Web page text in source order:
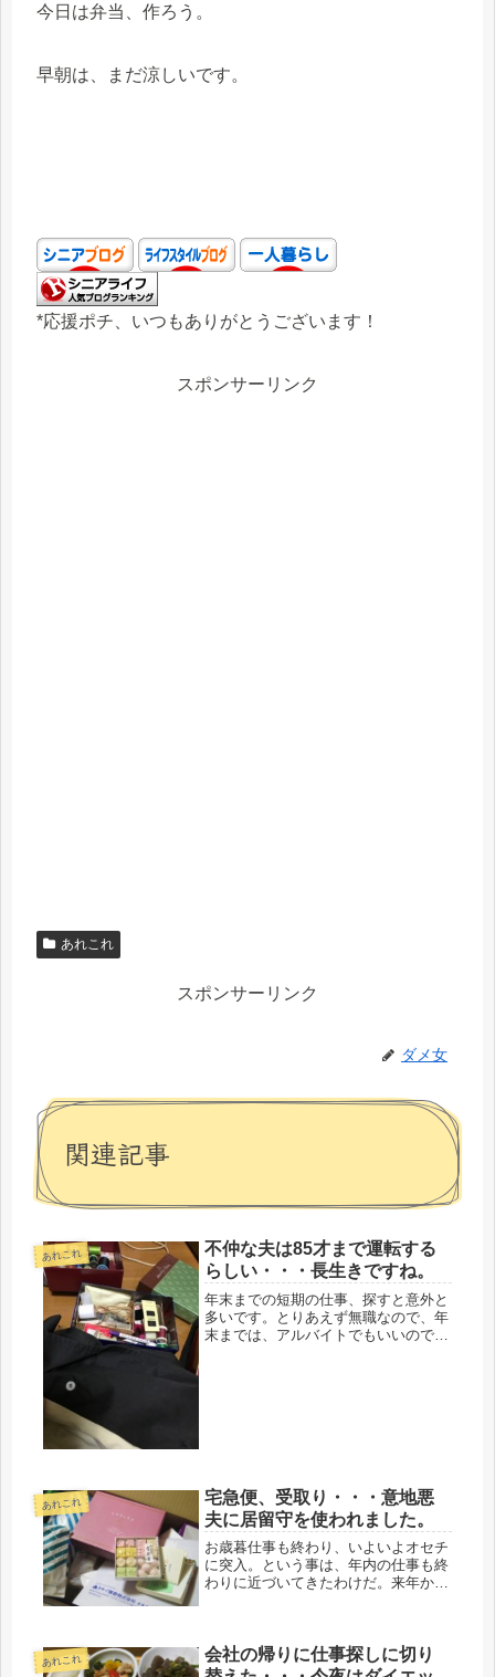
今日は弁当、作ろう。
早朝は、まだ涼しいです。
*応援ポチ、いつもありがとうございます！
スポンサーリンク
あれこれ
スポンサーリンク
ダメ女
関連記事
あれこれ
不仲な夫は85才まで運転する
らしい・・・長生きですね。
年末までの短期の仕事、探すと意外と
多いです。とりあえず無職なので、年
末までは、アルバイトでもいいので働
あれこれ
宅急便、受取り・・・意地悪
夫に居留守を使われました。
お歳暮仕事も終わり、いよいよオセチ
に突入。という事は、年内の仕事も終
わりに近づいてきたわけだ。来年から
着すべき宅配が着いていなかった。母
か...
あれこれ
会社の帰りに仕事探しに切り